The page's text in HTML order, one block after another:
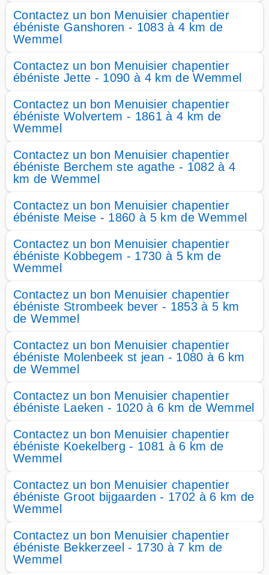
Contactez un bon Menuisier chapentier
ébéniste Ganshoren - 1083 à 4 km de
Wemmel
Contactez un bon Menuisier chapentier
ébéniste Jette - 1090 à 4 km de Wemmel
Contactez un bon Menuisier chapentier
ébéniste Wolvertem - 1861 à 4 km de
Wemmel
Contactez un bon Menuisier chapentier
ébéniste Berchem ste agathe - 1082 à 4
km de Wemmel
Contactez un bon Menuisier chapentier
ébéniste Meise - 1860 à 5 km de Wemmel
Contactez un bon Menuisier chapentier
ébéniste Kobbegem - 1730 à 5 km de
Wemmel
Contactez un bon Menuisier chapentier
ébéniste Strombeek bever - 1853 à 5 km
de Wemmel
Contactez un bon Menuisier chapentier
ébéniste Molenbeek st jean - 1080 à 6 km
de Wemmel
Contactez un bon Menuisier chapentier
ébéniste Laeken - 1020 à 6 km de Wemmel
Contactez un bon Menuisier chapentier
ébéniste Koekelberg - 1081 à 6 km de
Wemmel
Contactez un bon Menuisier chapentier
ébéniste Groot bijgaarden - 1702 à 6 km de
Wemmel
Contactez un bon Menuisier chapentier
ébéniste Bekkerzeel - 1730 à 7 km de
Wemmel